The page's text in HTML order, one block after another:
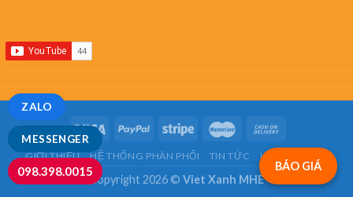
MESSENGER
ZALO
098.398.0015 BÁO GIÁ
GIỚI THIỆU HỆ THỐNG PHÂN PHỐI TIN TỨC LIÊN HỆ
Copyright 2026 © Viet Xanh MHE